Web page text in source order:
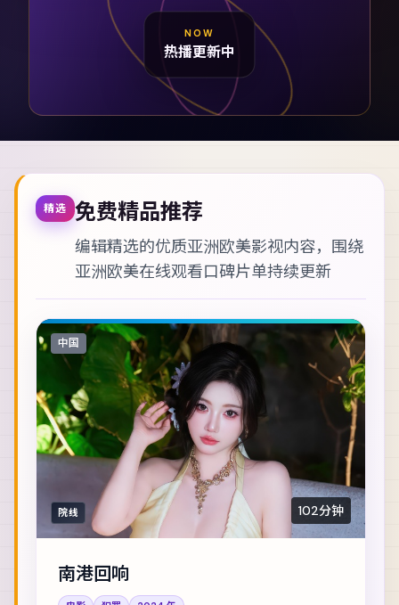
NOW
热播更新中
精选 免费精品推荐
编辑精选的优质亚洲欧美影视内容，围绕
亚洲欧美在线观看口碑片单持续更新
中国
院线 102分钟
南港回响